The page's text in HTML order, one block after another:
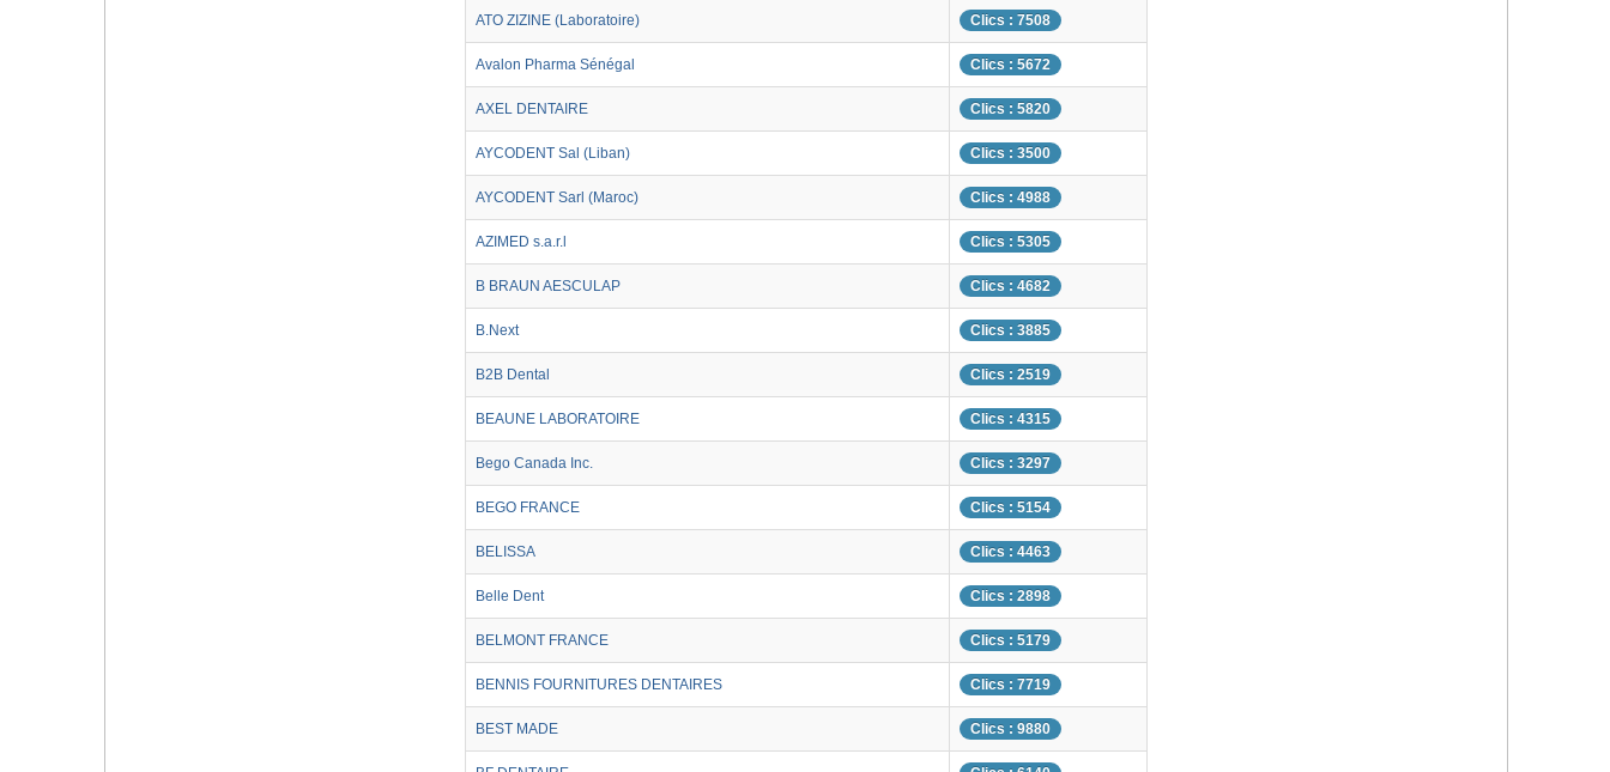
ATO ZIZINE (Laboratoire) Clics : 7508
Avalon Pharma Sénégal Clics : 5672
AXEL DENTAIRE Clics : 5820
AYCODENT Sal (Liban) Clics : 3500
AYCODENT Sarl (Maroc) Clics : 4988
AZIMED s.a.r.l Clics : 5305
B BRAUN AESCULAP Clics : 4682
B.Next Clics : 3885
B2B Dental Clics : 2519
BEAUNE LABORATOIRE Clics : 4315
Bego Canada Inc. Clics : 3297
BEGO FRANCE Clics : 5154
BELISSA Clics : 4463
Belle Dent Clics : 2898
BELMONT FRANCE Clics : 5179
BENNIS FOURNITURES DENTAIRES Clics : 7719
BEST MADE Clics : 9880